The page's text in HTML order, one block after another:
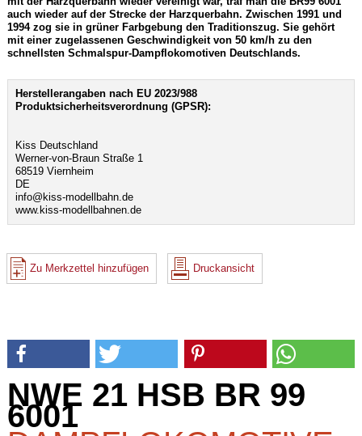
auch wieder auf der Strecke der Harzquerbahn. Zwischen 1991 und
1994 zog sie in grüner Farbgebung den Traditionszug. Sie gehört
mit einer zugelassenen Geschwindigkeit von 50 km/h zu den
schnellsten Schmalspur-Dampflokomotiven Deutschlands.
Herstellerangaben nach EU 2023/988
Produktsicherheitsverordnung (GPSR):
Kiss Deutschland
Werner-von-Braun Straße 1
68519 Viernheim
DE
info@kiss-modellbahn.de
www.kiss-modellbahnen.de
Zu Merkzettel hinzufügen Druckansicht
NWE 21 HSB BR 99
6001